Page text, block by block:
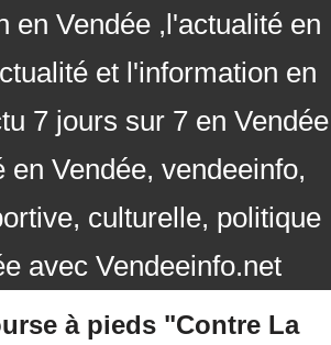
en Vendée ,l'actualité en
et l'information en
7 jours sur 7 en Vendée
en Vendée, vendeeinfo,
culturelle, politique
avec Vendeeinfo.net
à pieds "Contre La